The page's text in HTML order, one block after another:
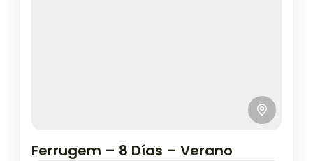
Ferrugem – 8 Días – Verano